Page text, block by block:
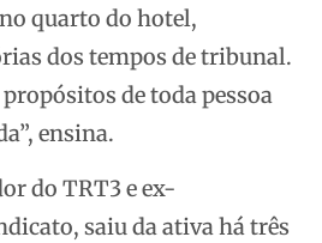
quarto do hotel,
dos tempos de tribunal.
de toda pessoa
ensina.
do TRT3 e ex-
saiu da ativa há três